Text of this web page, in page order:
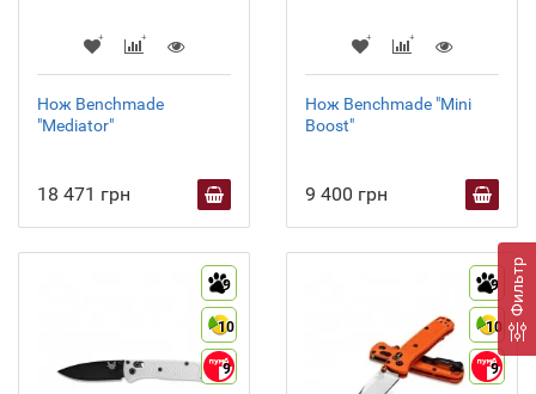
Фильтр
Нож Benchmade
"Mediator"
18 471 грн
Нож Benchmade "Mini
Boost"
9 400 грн
9
10
9
9
10
9